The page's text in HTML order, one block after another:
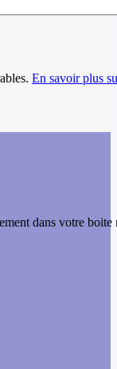
En savoir plus
dans votre boite